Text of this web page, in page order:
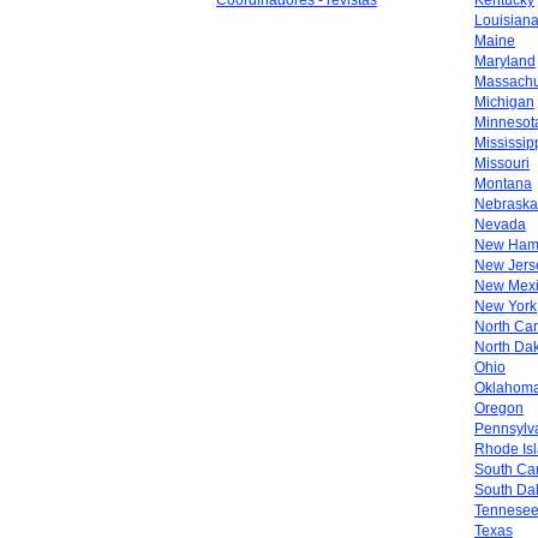
Louisiana
Maine
Maryland
Michigan
Missouri
Montana
Nebraska
Nevada
New
New
New
New York
North
North
Ohio
Oregon
Rhode
South
South
Tennesee
Texas